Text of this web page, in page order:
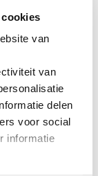
van
van
delen
voor social
informatie
is om geluid te
met
en
is het geluid
zorgt voor een